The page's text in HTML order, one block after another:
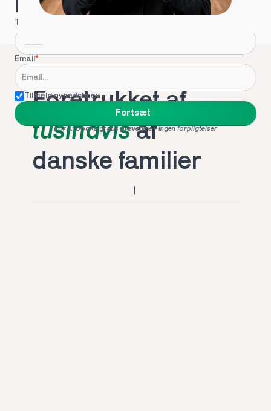
Hvordan kontakter vi dig?
Telefon
Email*
Tilmeld nyhedsbrev
Fortsæt
For at booke gratis prøvetime - ingen forpligtelser
Foretrukket af
tusindvis af
danske familier